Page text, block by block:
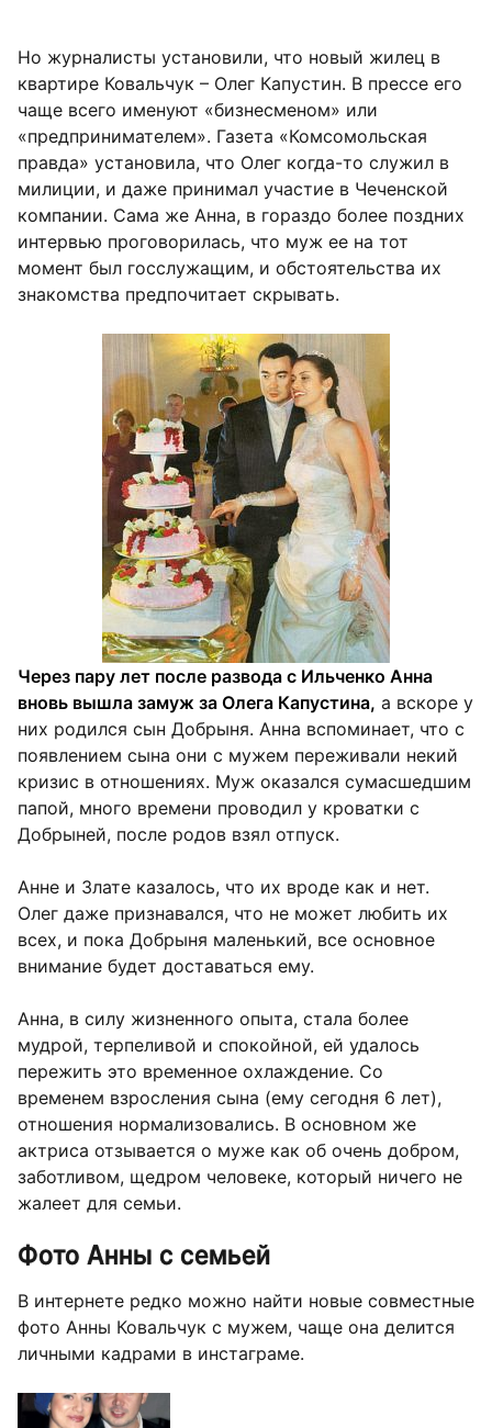
Но журналисты установили, что новый жилец в
квартире Ковальчук – Олег Капустин. В прессе его
чаще всего именуют «бизнесменом» или
«предпринимателем». Газета «Комсомольская
правда» установила, что Олег когда-то служил в
милиции, и даже принимал участие в Чеченской
компании. Сама же Анна, в гораздо более поздних
интервью проговорилась, что муж ее на тот
момент был госслужащим, и обстоятельства их
знакомства предпочитает скрывать.
Через пару лет после развода с Ильченко Анна
вновь вышла замуж за Олега Капустина, а вскоре у
них родился сын Добрыня. Анна вспоминает, что с
появлением сына они с мужем переживали некий
кризис в отношениях. Муж оказался сумасшедшим
папой, много времени проводил у кроватки с
Добрыней, после родов взял отпуск.
Анне и Злате казалось, что их вроде как и нет.
Олег даже признавался, что не может любить их
всех, и пока Добрыня маленький, все основное
внимание будет доставаться ему.
Анна, в силу жизненного опыта, стала более
мудрой, терпеливой и спокойной, ей удалось
пережить это временное охлаждение. Со
временем взросления сына (ему сегодня 6 лет),
отношения нормализовались. В основном же
актриса отзывается о муже как об очень добром,
заботливом, щедром человеке, который ничего не
жалеет для семьи.
Фото Анны с семьей
В интернете редко можно найти новые совместные
фото Анны Ковальчук с мужем, чаще она делится
личными кадрами в инстаграме.